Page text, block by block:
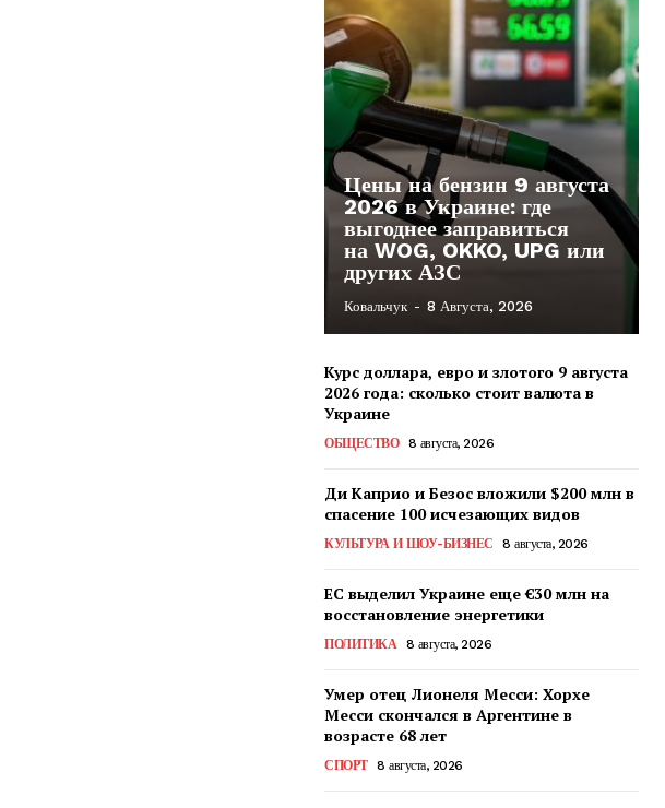
Цены на бензин 9 августа
2026 в Украине: где
выгоднее заправиться
на WOG, OKKO, UPG или
других АЗС
Ковальчук - 8 Августа, 2026
Курс доллара, евро и злотого 9 августа
2026 года: сколько стоит валюта в
Украине
ОБЩЕСТВО 8 августа, 2026
Ди Каприо и Безос вложили $200 млн в
спасение 100 исчезающих видов
КУЛЬТУРА И ШОУ-БИЗНЕС 8 августа, 2026
ЕС выделил Украине еще €30 млн на
восстановление энергетики
ПОЛИТИКА 8 августа, 2026
Умер отец Лионеля Месси: Хорхе
Месси скончался в Аргентине в
возрасте 68 лет
СПОРТ 8 августа, 2026